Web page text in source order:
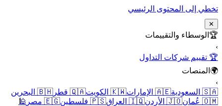
تخطي إلى المحتوى الرئيسي
✕
🏆 الوسطاء والتقييمات
›
🏆 تقييم شركات التداول
🌍 المنصات
›
🇸🇦 السعودية
🇦🇪 الإمارات 🇰🇼 الكويت 🇶🇦 قطر
🇧🇭 البحرين
🇴🇲 عُمان
🇯🇴 الأردن 🇮🇶 العراق 🇵🇸 فلسطين 🇪🇬 مصر
🕌